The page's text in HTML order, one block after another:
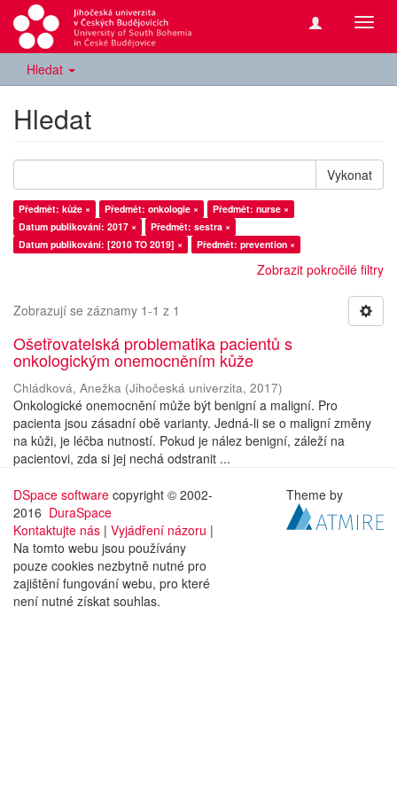
Hledat
Hledat
Vykonat
Předmět: kůže × Předmět: onkologie ×
Předmět: nurse ×
Datum publikování: 2017 ×
Předmět: sestra ×
Datum publikování: [2010 TO 2019] ×
Předmět: prevention ×
Zobrazit pokročilé filtry
Zobrazují se záznamy 1-1 z 1
Ošetřovatelská problematika pacientů s
onkologickým onemocněním kůže
Chládková, Anežka (Jihočeská univerzita, 2017)
Onkologické onemocnění může být benigní a maligní. Pro
pacienta jsou zásadní obě varianty. Jedná-li se o maligní změny
na kůži, je léčba nutností. Pokud je nález benigní, záleží na
pacientovi, zda si jej nechá odstranit ...
DSpace software copyright © 2002-
2016 DuraSpace
Kontaktujte nás | Vyjádření názoru |
Na tomto webu jsou používány
pouze cookies nezbytně nutné pro
zajištění fungování webu, pro které
není nutné získat souhlas.
Theme by